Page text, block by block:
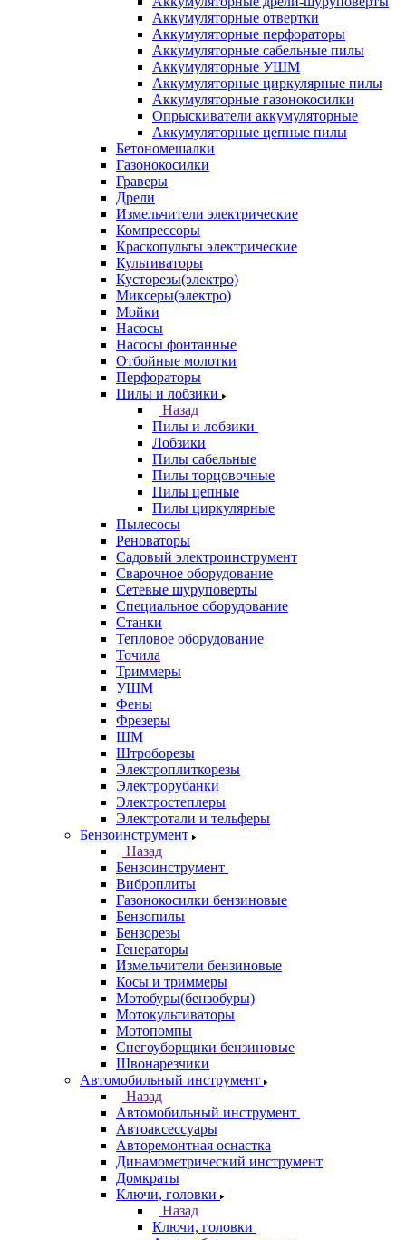
Аккумуляторные отвертки
Аккумуляторные перфораторы
Аккумуляторные сабельные пилы
Аккумуляторные УШМ
Аккумуляторные циркулярные пилы
Аккумуляторные газонокосилки
Опрыскиватели аккумуляторные
Аккумуляторные цепные пилы
Бетономешалки
Газонокосилки
Граверы
Дрели
Измельчители электрические
Компрессоры
Краскопульты электрические
Культиваторы
Кусторезы(электро)
Миксеры(электро)
Мойки
Насосы
Насосы фонтанные
Отбойные молотки
Перфораторы
Пилы и лобзики
Назад
Пилы и лобзики
Лобзики
Пилы сабельные
Пилы торцовочные
Пилы цепные
Пилы циркулярные
Пылесосы
Реноваторы
Садовый электроинструмент
Сварочное оборудование
Сетевые шуруповерты
Специальное оборудование
Станки
Тепловое оборудование
Точила
Триммеры
УШМ
Фены
Фрезеры
ШМ
Штроборезы
Электроплиткорезы
Электрорубанки
Электростеплеры
Электротали и тельферы
Бензоинструмент
Назад
Бензоинструмент
Виброплиты
Газонокосилки бензиновые
Бензопилы
Бензорезы
Генераторы
Измельчители бензиновые
Косы и триммеры
Мотобуры(бензобуры)
Мотокультиваторы
Мотопомпы
Снегоуборщики бензиновые
Швонарезчики
Автомобильный инструмент
Назад
Автомобильный инструмент
Автоаксессуары
Авторемонтная оснастка
Динамометрический инструмент
Домкраты
Ключи, головки
Назад
Ключи, головки